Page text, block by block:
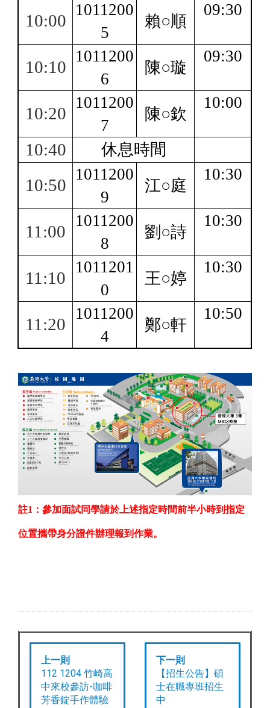
10:00
1011200
5
賴○順
09:30
10:10
1011200
6
陳○璇
09:30
10:20
1011200
7
陳○欽
10:00
10:40 休息時間
10:50
1011200
9
江○庭
10:30
11:00
1011200
8
劉○詩
10:30
11:10
1011201
0
王○婷
10:30
11:20
1011200
4
鄭○軒
10:50
註1 ：參加面試同學請於上述指定時間前半小時到指定
位置攜帶身分證件辦理報到作業。
上一則
112 1204 竹崎高
中來校參訪-咖啡
芳香錠手作體驗
下一則
【招生公告】碩
士在職專班招生
中